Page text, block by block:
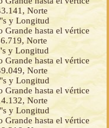
Norte
y Longitud
Grande hasta el vértice
Norte
y Longitud
Grande hasta el vértice
Norte
y Longitud
Grande hasta el vértice
Norte
y Longitud
Grande hasta el vértice